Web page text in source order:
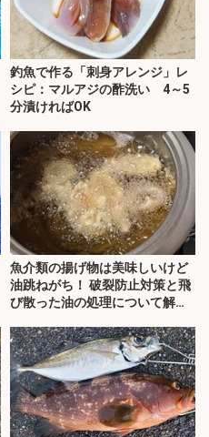
釣魚で作る「刺身アレンジ」レ
シピ：マルアジの酢洗い 4～5
分漬ければOK
魚介類の揚げ物は美味しいけど
油跳ねがち！ 破裂防止対策と飛
び散った油の処理について解